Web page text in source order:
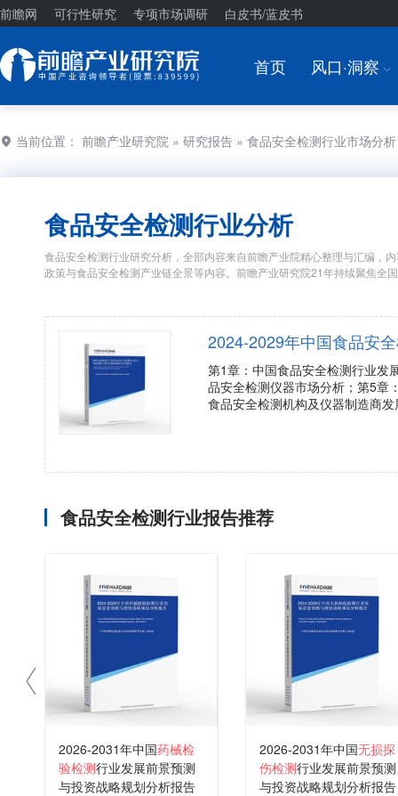
前瞻网 可行性研究 专项市场调研 白皮书/蓝皮书
首页 风口·洞察 I
当前位置： 前瞻产业研究院 » 研究报告 » 食品安全检测行业市场分
食品安全检测行业分析
食品安全检测行业研究分析，全部内容来自前瞻产业院精心整理与汇编，
政策与食品安全检测产业链全景等内容。前瞻产业研究院21年持续聚焦全
2024-2029年中国食品安
第1章：中国食品安全检测行业发
品安全检测仪器市场分析；第5章
食品安全检测机构及仪器制造商
食品安全检测行业报告推荐
2026-2031年中国药械检
验检测行业发展前景预测
与投资战略规划分析报告
2026-2031年中国无损探
伤检测行业发展前景预测
与投资战略规划分析报告